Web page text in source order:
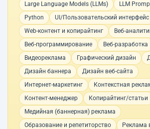
Large Language Models (LLMs)
LLM
Python
UI/Пользовательский интерфейс
Web-контент и копирайтинг
Веб-
Веб-программирование
Веб-разработка
Видеореклама
Графический дизайн
Дизайн баннера
Дизайн веб-сайта
Интернет-маркетинг
Контекстная
Контент-менеджер
Копирайтинг/статьи
Медийная (баннерная) реклама
Образование и репетиторство
Реклама